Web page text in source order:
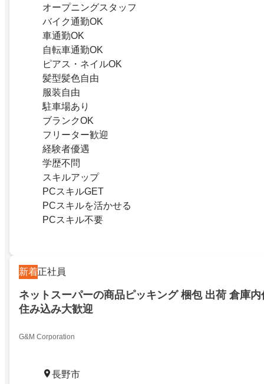
オープニングスタッフ
バイク通勤OK
車通勤OK
自転車通勤OK
ピアス・ネイルOK
髪型髪色自由
服装自由
駐車場あり
ブランクOK
フリーター歓迎
経験者優遇
学歴不問
スキルアップ
PCスキルGET
PCスキルを活かせる
PCスキル不要
新着正社員
ネットスーパーの商品ピッキング 梱包 出荷 倉庫
住み込み大歓迎
G&M Corporation
長野市